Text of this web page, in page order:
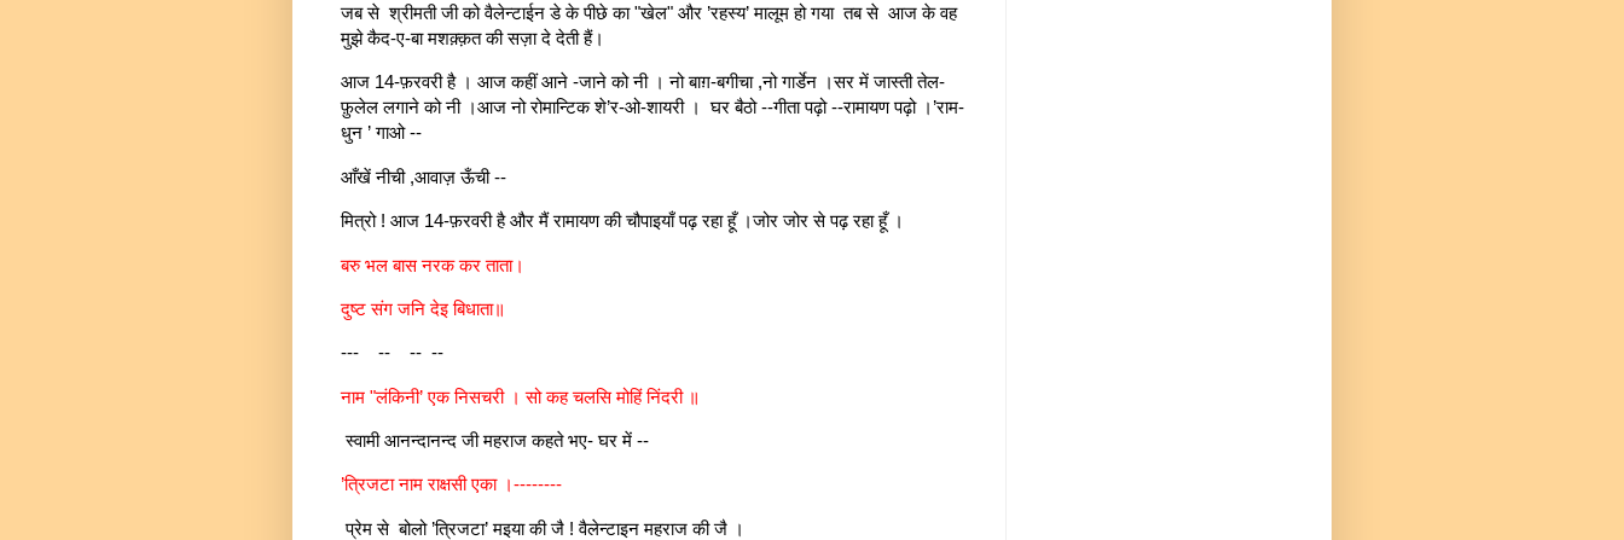
जब से श्रीमती जी को वैलेन्टाईन डे के पीछे का "खेल" और ’रहस्य’ मालूम हो गया तब से आज के वह
मुझे कैद-ए-बा मशक़्क़त की सज़ा दे देती हैं।
आज 14-फ़रवरी है । आज कहीं आने -जाने को नी । नो बाग़-बगीचा ,नो गार्डेन ।सर में जास्ती तेल-
फ़ुलेल लगाने को नी ।आज नो रोमान्टिक शे’र-ओ-शायरी । घर बैठो --गीता पढ़ो --रामायण पढ़ो ।’राम-
धुन ’ गाओ --
आँखें नीची ,आवाज़ ऊँची --
मित्रो ! आज 14-फ़रवरी है और मैं रामायण की चौपाइयाँ पढ़ रहा हूँ ।जोर जोर से पढ़ रहा हूँ ।
बरु भल बास नरक कर ताता।
दुष्ट संग जनि देइ बिधाता॥
--- -- -- --
नाम "लंकिनी’ एक निसचरी । सो कह चलसि मोहिं निंदरी ॥
स्वामी आनन्दानन्द जी महराज कहते भए- घर में --
’त्रिजटा नाम राक्षसी एका ।--------
प्रेम से बोलो ’त्रिजटा’ मइया की जै ! वैलेन्टाइन महराज की जै ।